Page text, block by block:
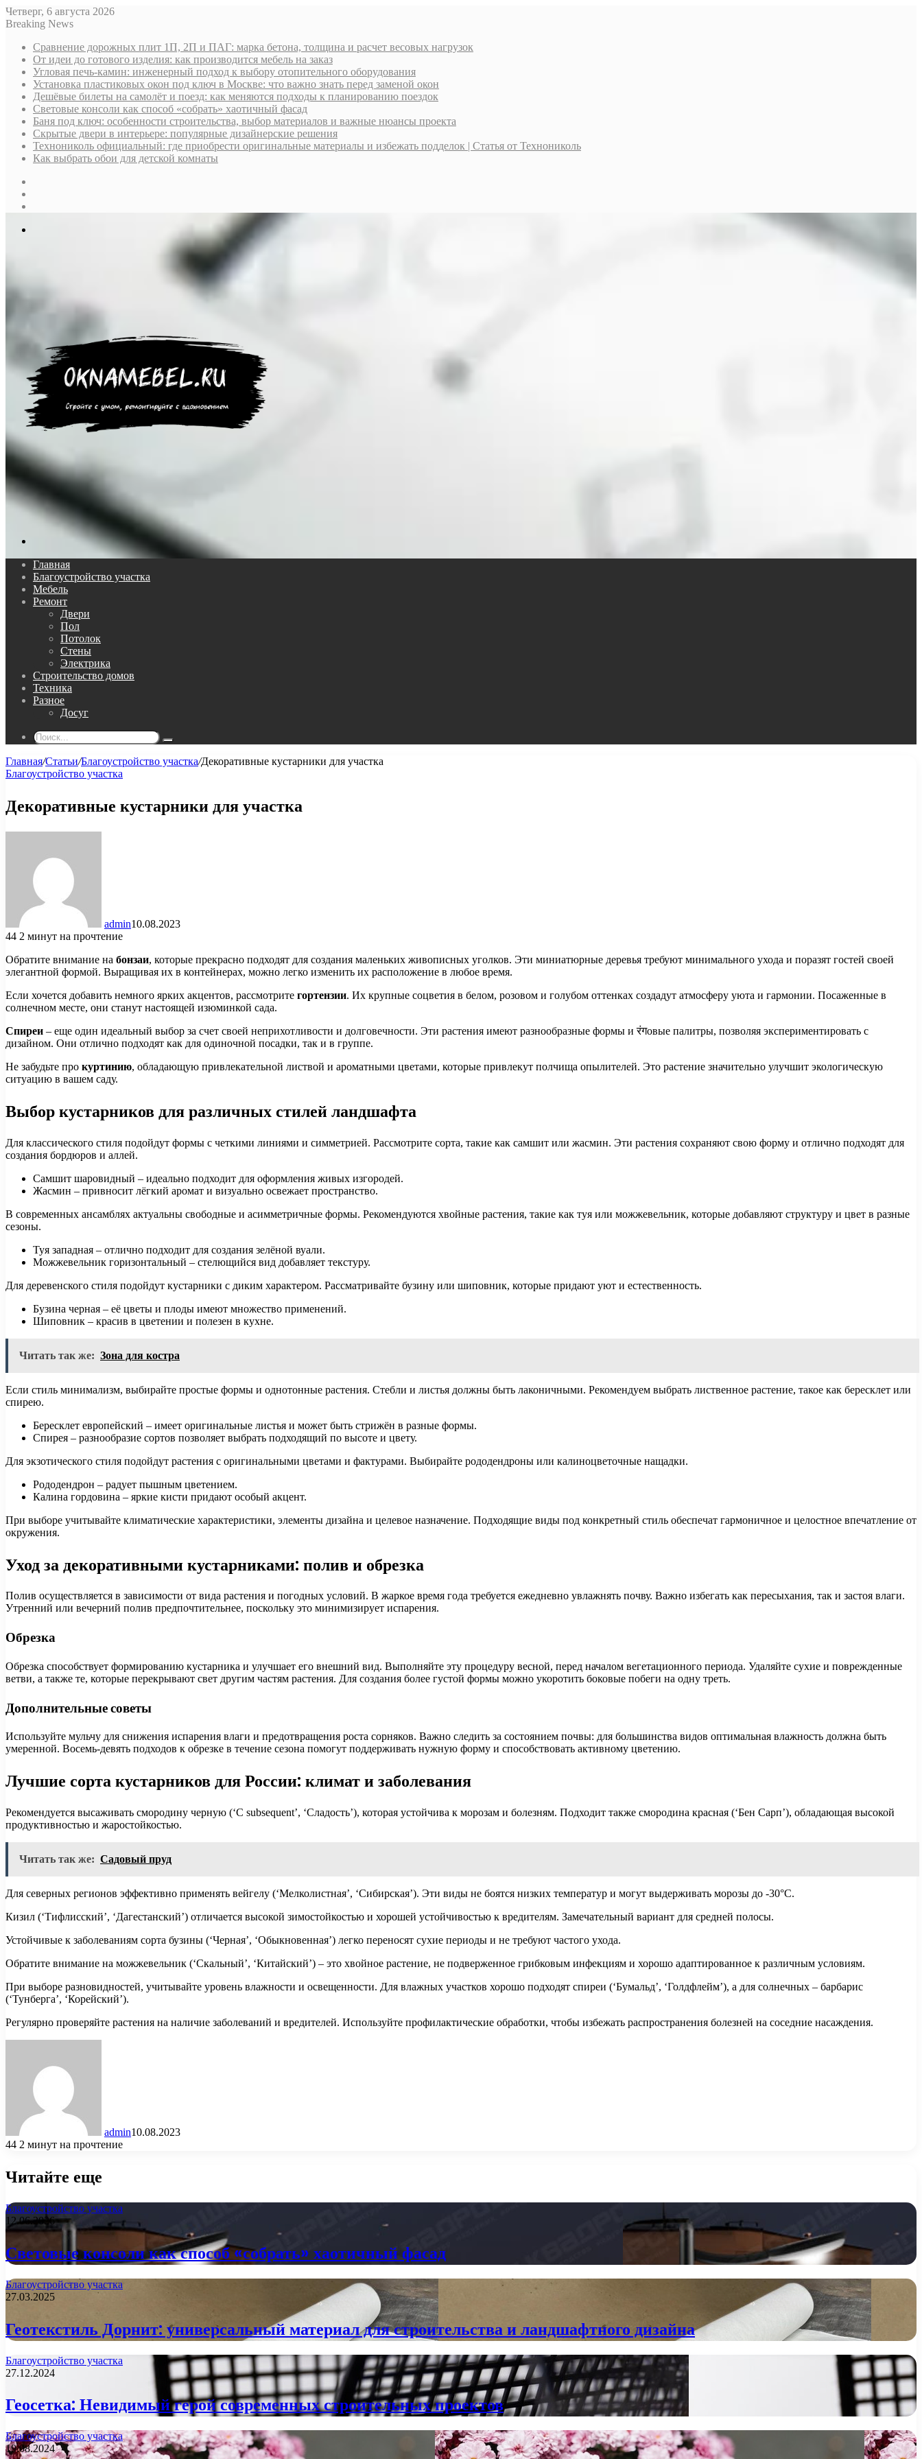
Четверг, 6 августа 2026
Breaking News
Сравнение дорожных плит 1П, 2П и ПАГ: марка бетона, толщина и расчет весовых нагрузок
От идеи до готового изделия: как производится мебель на заказ
Угловая печь-камин: инженерный подход к выбору отопительного оборудования
Установка пластиковых окон под ключ в Москве: что важно знать перед заменой окон
Дешёвые билеты на самолёт и поезд: как меняются подходы к планированию поездок
Световые консоли как способ «собрать» хаотичный фасад
Баня под ключ: особенности строительства, выбор материалов и важные нюансы проекта
Скрытые двери в интерьере: популярные дизайнерские решения
Технониколь официальный: где приобрести оригинальные материалы и избежать подделок | Статья от Технониколь
Как выбрать обои для детской комнаты
Главная
Благоустройство участка
Мебель
Ремонт
Двери
Пол
Потолок
Стены
Электрика
Строительство домов
Техника
Разное
Досуг
Поиск...
Главная/Статьи/Благоустройство участка/Декоративные кустарники для участка
Благоустройство участка
Декоративные кустарники для участка
admin10.08.2023
44 2 минут на прочтение
Обратите внимание на бонзаи, которые прекрасно подходят для создания маленьких живописных уголков. Эти миниатюрные деревья требуют минимального ухода и поразят гостей своей
элегантной формой. Выращивая их в контейнерах, можно легко изменить их расположение в любое время.
Если хочется добавить немного ярких акцентов, рассмотрите гортензии. Их крупные соцветия в белом, розовом и голубом оттенках создадут атмосферу уюта и гармонии. Посаженные в
солнечном месте, они станут настоящей изюминкой сада.
Спиреи – еще один идеальный выбор за счет своей неприхотливости и долговечности. Эти растения имеют разнообразные формы и रंगовые палитры, позволяя экспериментировать с
дизайном. Они отлично подходят как для одиночной посадки, так и в группе.
Не забудьте про куртинию, обладающую привлекательной листвой и ароматными цветами, которые привлекут полчища опылителей. Это растение значительно улучшит экологическую
ситуацию в вашем саду.
Выбор кустарников для различных стилей ландшафта
Для классического стиля подойдут формы с четкими линиями и симметрией. Рассмотрите сорта, такие как самшит или жасмин. Эти растения сохраняют свою форму и отлично подходят для
создания бордюров и аллей.
Самшит шаровидный – идеально подходит для оформления живых изгородей.
Жасмин – привносит лёгкий аромат и визуально освежает пространство.
В современных ансамблях актуальны свободные и асимметричные формы. Рекомендуются хвойные растения, такие как туя или можжевельник, которые добавляют структуру и цвет в разные
сезоны.
Туя западная – отлично подходит для создания зелёной вуали.
Можжевельник горизонтальный – стелющийся вид добавляет текстуру.
Для деревенского стиля подойдут кустарники с диким характером. Рассматривайте бузину или шиповник, которые придают уют и естественность.
Бузина черная – её цветы и плоды имеют множество применений.
Шиповник – красив в цветении и полезен в кухне.
Читать так же: Зона для костра
Если стиль минимализм, выбирайте простые формы и однотонные растения. Стебли и листья должны быть лаконичными. Рекомендуем выбрать лиственное растение, такое как бересклет или
спирею.
Бересклет европейский – имеет оригинальные листья и может быть стрижён в разные формы.
Спирея – разнообразие сортов позволяет выбрать подходящий по высоте и цвету.
Для экзотического стиля подойдут растения с оригинальными цветами и фактурами. Выбирайте рододендроны или калиноцветочные нащадки.
Рододендрон – радует пышным цветением.
Калина гордовина – яркие кисти придают особый акцент.
При выборе учитывайте климатические характеристики, элементы дизайна и целевое назначение. Подходящие виды под конкретный стиль обеспечат гармоничное и целостное впечатление от
окружения.
Уход за декоративными кустарниками: полив и обрезка
Полив осуществляется в зависимости от вида растения и погодных условий. В жаркое время года требуется ежедневно увлажнять почву. Важно избегать как пересыхания, так и застоя влаги.
Утренний или вечерний полив предпочтительнее, поскольку это минимизирует испарения.
Обрезка
Обрезка способствует формированию кустарника и улучшает его внешний вид. Выполняйте эту процедуру весной, перед началом вегетационного периода. Удаляйте сухие и поврежденные
ветви, а также те, которые перекрывают свет другим частям растения. Для создания более густой формы можно укоротить боковые побеги на одну треть.
Дополнительные советы
Используйте мульчу для снижения испарения влаги и предотвращения роста сорняков. Важно следить за состоянием почвы: для большинства видов оптимальная влажность должна быть
умеренной. Восемь-девять подходов к обрезке в течение сезона помогут поддерживать нужную форму и способствовать активному цветению.
Лучшие сорта кустарников для России: климат и заболевания
Рекомендуется высаживать смородину черную (‘С subsequent’, ‘Сладость’), которая устойчива к морозам и болезням. Подходит также смородина красная (‘Бен Сарп’), обладающая высокой
продуктивностью и жаростойкостью.
Читать так же: Садовый пруд
Для северных регионов эффективно применять вейгелу (‘Мелколистная’, ‘Сибирская’). Эти виды не боятся низких температур и могут выдерживать морозы до -30°C.
Кизил (‘Тифлисский’, ‘Дагестанский’) отличается высокой зимостойкостью и хорошей устойчивостью к вредителям. Замечательный вариант для средней полосы.
Устойчивые к заболеваниям сорта бузины (‘Черная’, ‘Обыкновенная’) легко переносят сухие периоды и не требуют частого ухода.
Обратите внимание на можжевельник (‘Скальный’, ‘Китайский’) – это хвойное растение, не подверженное грибковым инфекциям и хорошо адаптированное к различным условиям.
При выборе разновидностей, учитывайте уровень влажности и освещенности. Для влажных участков хорошо подходят спиреи (‘Бумальд’, ‘Голдфлейм’), а для солнечных – барбарис
(‘Тунберга’, ‘Корейский’).
Регулярно проверяйте растения на наличие заболеваний и вредителей. Используйте профилактические обработки, чтобы избежать распространения болезней на соседние насаждения.
admin10.08.2023
44 2 минут на прочтение
Читайте еще
Благоустройство участка
12.06.2026
Световые консоли как способ «собрать» хаотичный фасад
Благоустройство участка
27.03.2025
Геотекстиль Дорнит: универсальный материал для строительства и ландшафтного дизайна
Благоустройство участка
27.12.2024
Геосетка: Невидимый герой современных строительных проектов
Благоустройство участка
19.08.2024